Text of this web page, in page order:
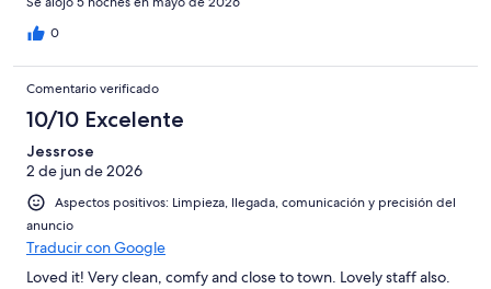
0
Comentario verificado
10/10 Excelente
Jessrose
2 de jun de 2026
Aspectos positivos: Limpieza, llegada, comunicación y precisión del
anuncio
Traducir con Google
Loved it! Very clean, comfy and close to town. Lovely staff also.